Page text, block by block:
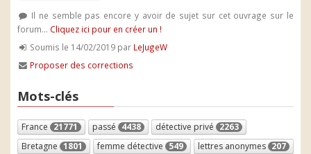
Il ne semble pas encore y avoir de sujet sur cet ouvrage sur le
forum... Cliquez ici pour en créer un !
Soumis le 14/02/2019 par LeJugeW
Proposer des corrections
Mots-clés
France 21771 passé 4438 détective privé 2263
Bretagne 1801 femme détective 549 lettres anonymes 207